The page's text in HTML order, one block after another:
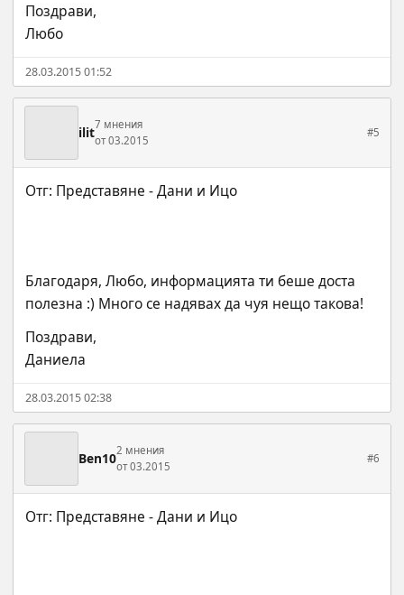
Поздрави,
Любо
28.03.2015 01:52
ilit7 мнения
от 03.2015
#5
Благодаря, Любо, информацията ти беше доста
полезна :) Много се надявах да чуя нещо такова!
Поздрави,
Даниела
28.03.2015 02:38
Ben102 мнения
от 03.2015
#6